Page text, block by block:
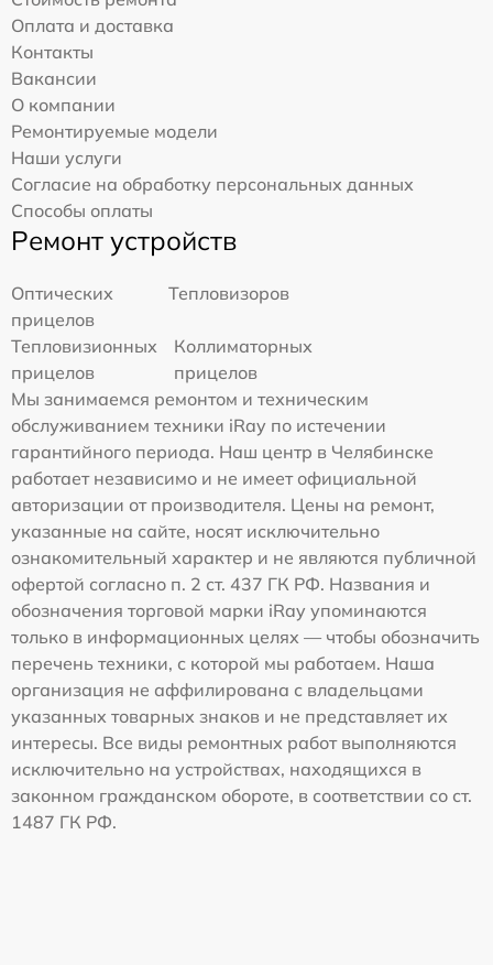
Оплата и доставка
Контакты
Вакансии
О компании
Ремонтируемые модели
Наши услуги
Согласие на обработку персональных данных
Способы оплаты
Ремонт устройств
Оптических
прицелов
Тепловизоров
Тепловизионных
прицелов
Коллиматорных
прицелов
Мы занимаемся ремонтом и техническим
обслуживанием техники iRay по истечении
гарантийного периода. Наш центр в Челябинске
работает независимо и не имеет официальной
авторизации от производителя. Цены на ремонт,
указанные на сайте, носят исключительно
ознакомительный характер и не являются публичной
офертой согласно п. 2 ст. 437 ГК РФ. Названия и
обозначения торговой марки iRay упоминаются
только в информационных целях — чтобы обозначить
перечень техники, с которой мы работаем. Наша
организация не аффилирована с владельцами
указанных товарных знаков и не представляет их
интересы. Все виды ремонтных работ выполняются
исключительно на устройствах, находящихся в
законном гражданском обороте, в соответствии со ст.
1487 ГК РФ.